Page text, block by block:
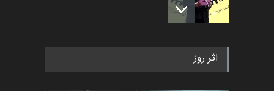
به یاد اردوغان باشول (۱۹۳۶–
اخبار 2 ماه قبل
اثر روز